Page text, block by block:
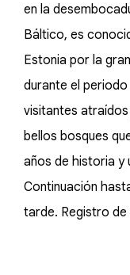
en la
Báltico, es
Estonia por la
durante el
visitantes
bellos bosques
años de historia y
Continuación
tarde. Registro